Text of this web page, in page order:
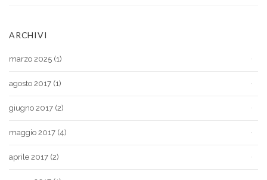
ARCHIVI
marzo 2025 (1)
agosto 2017 (1)
giugno 2017 (2)
maggio 2017 (4)
aprile 2017 (2)